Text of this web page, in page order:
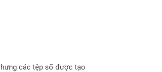
các tệp số được tạo